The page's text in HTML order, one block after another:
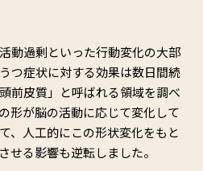
動過剰といった行動変化の大部
つ症状に対する効果は数日間続
前皮質」と呼ばれる領域を調べ
形が脳の活動に応じて変化して
、人工的にこの形状変化をもと
せる影響も逆転しました。